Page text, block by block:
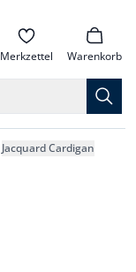
Merkzettel Warenkorb
Jacquard Cardigan